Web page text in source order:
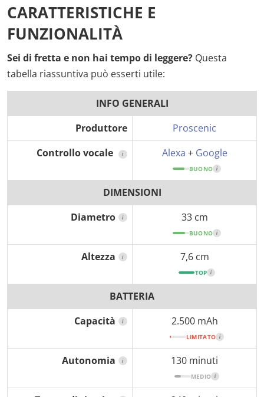
CARATTERISTICHE E
FUNZIONALITÀ
Sei di fretta e non hai tempo di leggere? Questa
tabella riassuntiva può esserti utile:
INFO GENERALI
Produttore
Proscenic
Controllo vocale
i Alexa + Google
BUONO i
DIMENSIONI
Diametro
i 33 cm
BUONO i
Altezza i 7,6 cm
TOP i
BATTERIA
Capacità
i 2.500 mAh
LIMITATO i
Autonomia i 130 minuti
MEDIO i